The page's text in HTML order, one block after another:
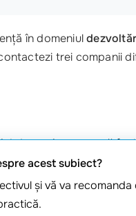
în domeniul
trei companii
domeniusau ce să
plăcere, oferindu-ți
realitate!
acest subiect?
şi vă va recomanda